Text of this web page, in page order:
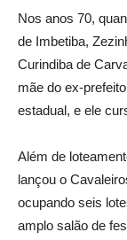
Nos anos 70,
de Imbetiba,
Curindiba de
mãe do ex-
estadual, e ele
Além de
lançou o
ocupando seis
amplo salão de